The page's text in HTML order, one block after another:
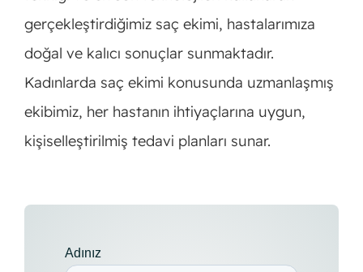
gerçekleştirdiğimiz saç ekimi, hastalarımıza
doğal ve kalıcı sonuçlar sunmaktadır.
Kadınlarda saç ekimi konusunda uzmanlaşmış
ekibimiz, her hastanın ihtiyaçlarına uygun,
kişiselleştirilmiş tedavi planları sunar.